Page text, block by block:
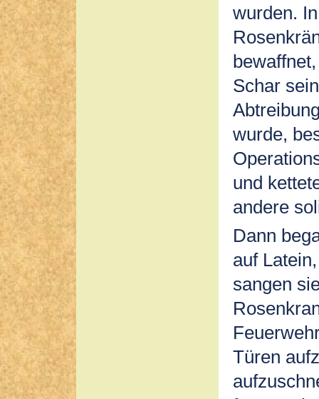
wurden.
Schar
wurde,
und
andere
Dann
auf
sangen
Türen